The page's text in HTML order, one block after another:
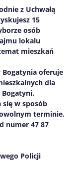
z Uchwałą
15
osób
lokalu
mieszkań
oferuje
dla
w sposób
terminie.
numer 47 87
Policji